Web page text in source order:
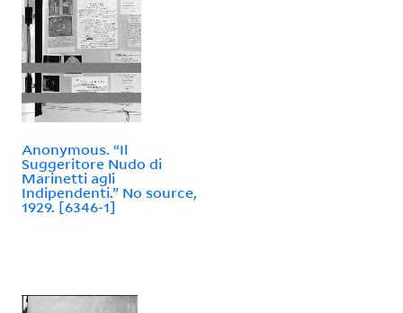
Anonymous. “Il
Suggeritore Nudo di
Marinetti agli
Indipendenti.” No source,
1929. [6346-1]